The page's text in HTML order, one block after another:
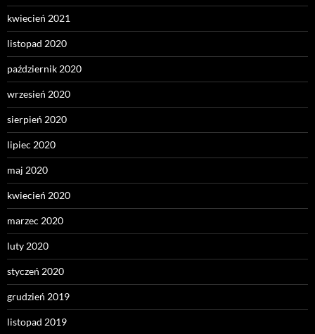
kwiecień 2021
listopad 2020
październik 2020
wrzesień 2020
sierpień 2020
lipiec 2020
maj 2020
kwiecień 2020
marzec 2020
luty 2020
styczeń 2020
grudzień 2019
listopad 2019